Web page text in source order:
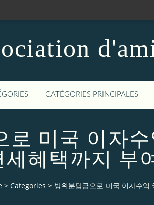
CATÉGORIES PRINCIPALES
로 미국 이자
세혜택까지 부
> Categories > 방위분담금으로 미국 이자수익